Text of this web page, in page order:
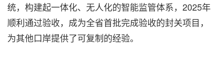
统，构建起一体化、无人化的智能监管体系，2025年
顺利通过验收，成为全省首批完成验收的封关项目，
为其他口岸提供了可复制的经验。